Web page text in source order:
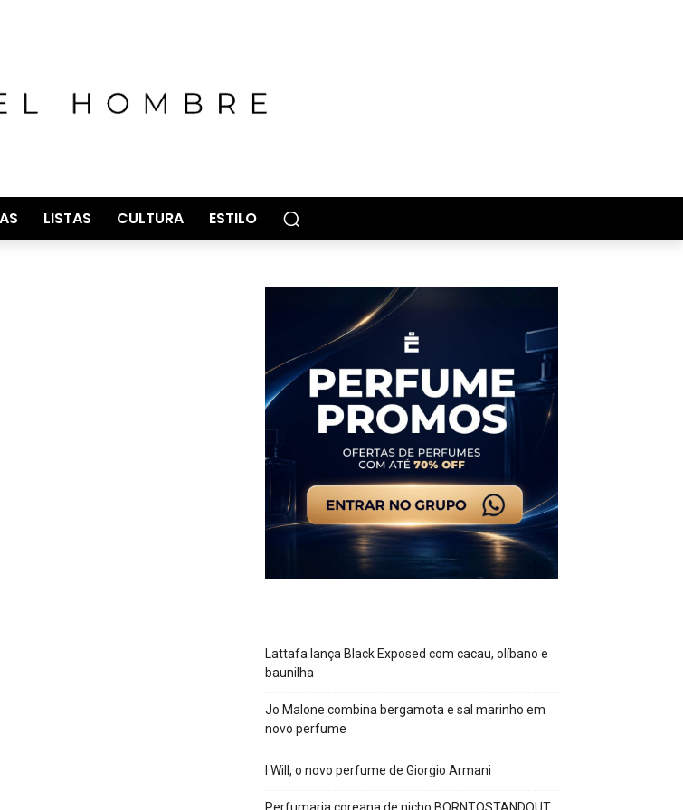
LISTAS CULTURA ESTILO
Lattafa lança Black Exposed com cacau, olíbano e
baunilha
Jo Malone combina bergamota e sal marinho em
novo perfume
I Will, o novo perfume de Giorgio Armani
Perfumaria coreana de nicho BORNTOSTANDOUT